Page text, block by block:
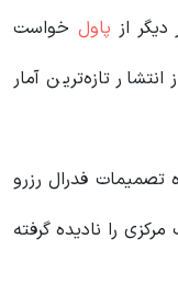
پاول خواست
تازه‌ترین آمار
تصمیمات فدرال رزرو
را نادیده گرفته